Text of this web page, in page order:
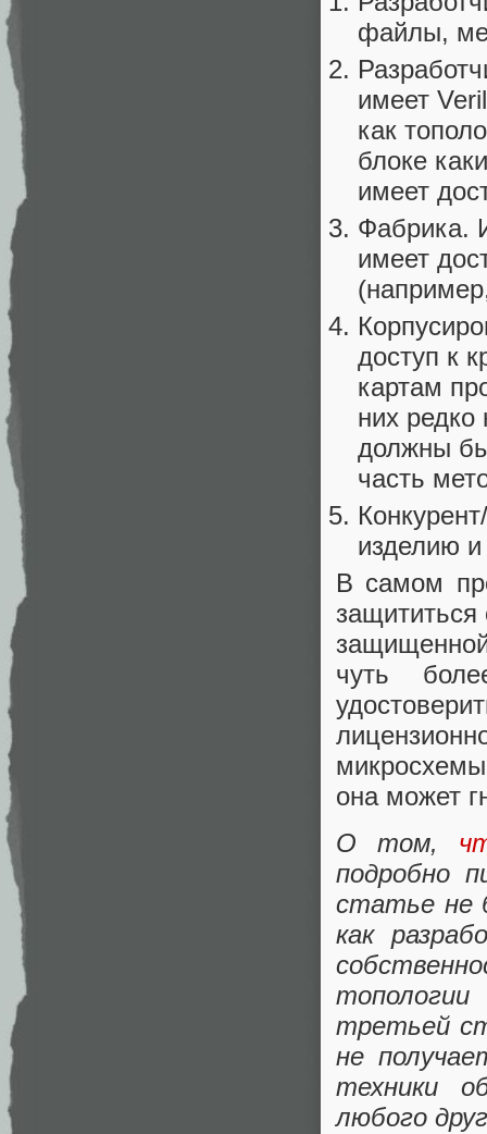
файлы,
имеет
как
блоке
имеет
Фабрика.
имеет
доступ к
картам
них
должны
часть
изделию и
В самом
защититься
чуть
она может
О том,
подробно
статье не
как
третьей
не
техники
любого